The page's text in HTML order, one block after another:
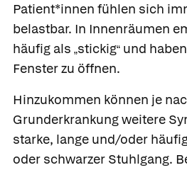
Patient*innen fühlen sich
belastbar. In Innenräumen
häufig als „stickig“ und
Fenster zu öffnen.
Hinzukommen können je
Grunderkrankung weitere
starke, lange und/oder
oder schwarzer Stuhlgang.